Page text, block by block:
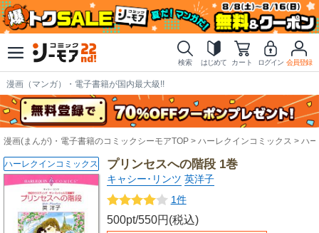
検索 はじめて カート ログイン 会員登録
漫画（マンガ）・電子書籍が国内最大級!!
漫画(まんが)・電子書籍のコミックシーモアTOP ハーレクインコミックス ハ
プリンセスへの階段 1巻
キャシー･リンツ 英洋子
1件
500pt/550円(税込)
ハーレクインコミックス